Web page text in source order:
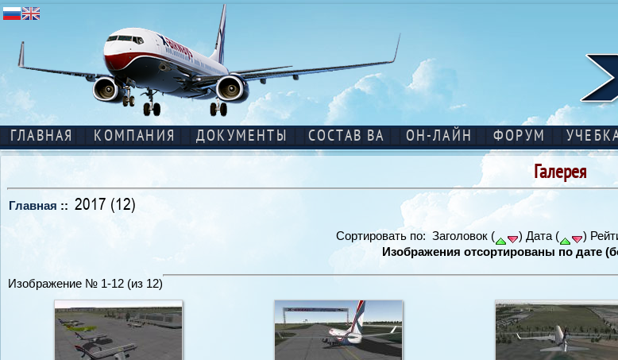
ГЛАВНАЯ КОМПАНИЯ ДОКУМЕНТЫ СОСТАВ ВА ОН-ЛАЙН ФОРУМ
Галерея
Главная :: 2017 (12)
Сортировать по: Заголовок ( ) Дата ( )
Изображения отсортированы по дате
Изображение № 1-12 (из 12)